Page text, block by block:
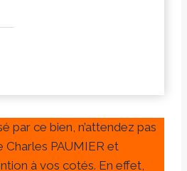
par ce bien, n’attendez pas
PAUMIER et
à vos cotés. En effet,